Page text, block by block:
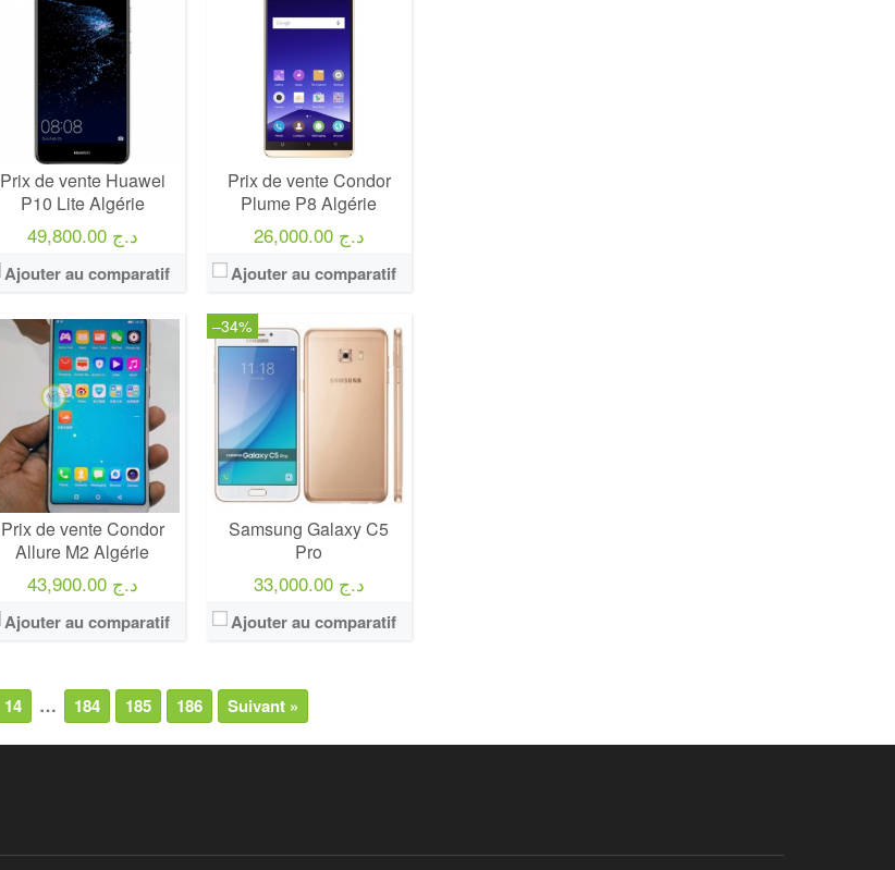
Prix de vente Huawei
P10 Lite Algérie
49,800.00 د.ج
Ajouter au comparatif
Prix de vente Condor
Plume P8 Algérie
26,000.00 د.ج
Ajouter au comparatif
Prix de vente Condor
Allure M2 Algérie
43,900.00 د.ج
Ajouter au comparatif
–34%
Samsung Galaxy C5
Pro
33,000.00 د.ج
Ajouter au comparatif
14 … 184 185 186 Suivant »